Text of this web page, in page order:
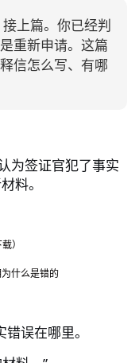
上篇。你已经判
重新申请。这篇
信怎么写、有哪
为签证官犯了事实
料。
）
什么是错的
误在哪里。